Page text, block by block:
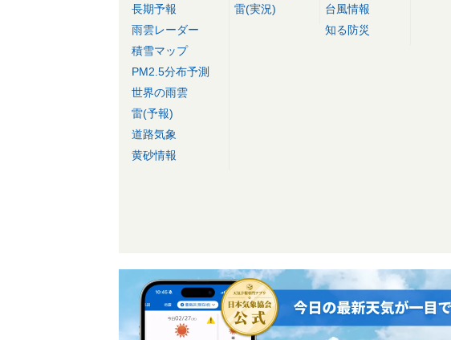
長期予報
雨雲レーダー
積雪マップ
PM2.5分布予測
世界の雨雲
雷(予報)
道路気象
黄砂情報
雷(実況)
台風情報
知る防災